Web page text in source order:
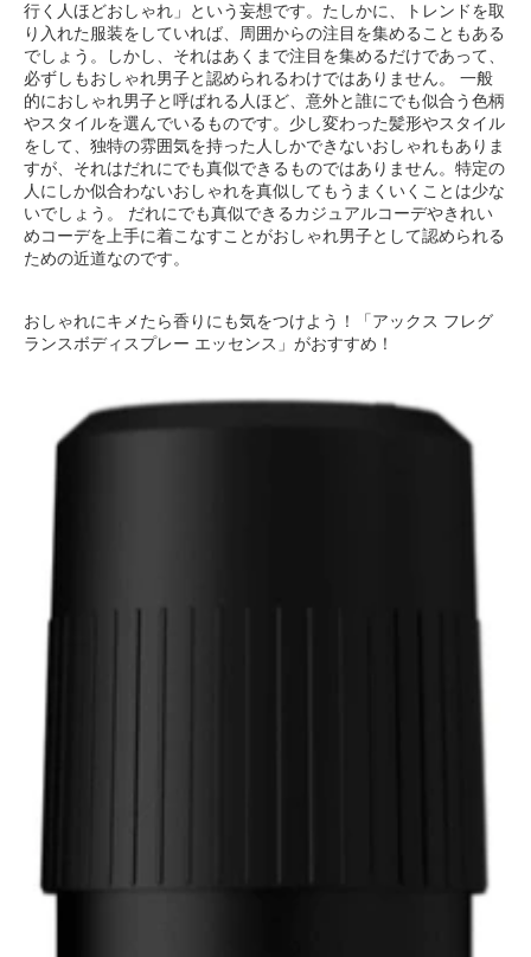
行く人ほどおしゃれ」という妄想です。たしかに、トレンドを取
り入れた服装をしていれば、周囲からの注目を集めることもある
でしょう。しかし、それはあくまで注目を集めるだけであって、
必ずしもおしゃれ男子と認められるわけではありません。 一般
的におしゃれ男子と呼ばれる人ほど、意外と誰にでも似合う色柄
やスタイルを選んでいるものです。少し変わった髪形やスタイル
をして、独特の雰囲気を持った人しかできないおしゃれもありま
すが、それはだれにでも真似できるものではありません。特定の
人にしか似合わないおしゃれを真似してもうまくいくことは少な
いでしょう。 だれにでも真似できるカジュアルコーデやきれい
めコーデを上手に着こなすことがおしゃれ男子として認められる
ための近道なのです。
おしゃれにキメたら香りにも気をつけよう！「アックス フレグ
ランスボディスプレー エッセンス」がおすすめ！